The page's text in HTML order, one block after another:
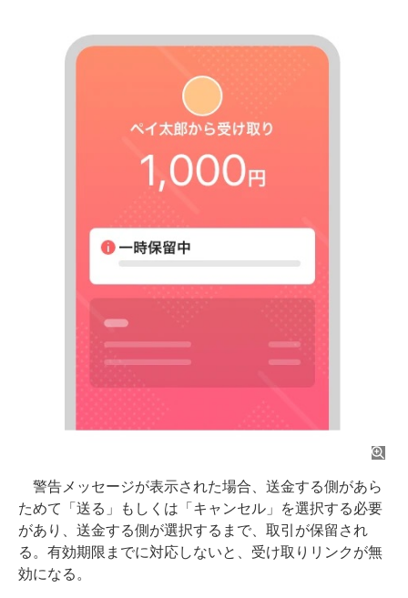
警告メッセージが表示された場合、送金する側があら
ためて「送る」もしくは「キャンセル」を選択する必要
があり、送金する側が選択するまで、取引が保留され
る。有効期限までに対応しないと、受け取りリンクが無
効になる。